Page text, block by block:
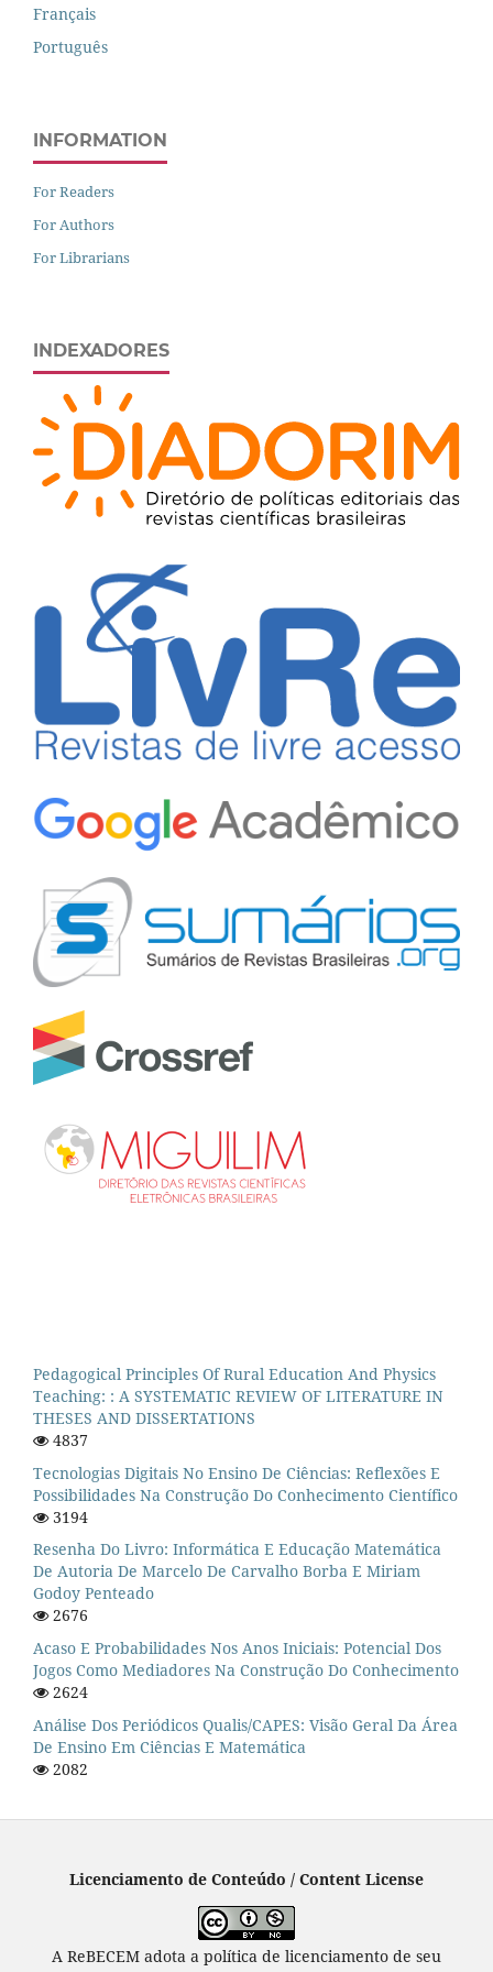
Français
Português
INFORMATION
For Readers
For Authors
For Librarians
INDEXADORES
Pedagogical Principles Of Rural Education And Physics
Teaching: : A SYSTEMATIC REVIEW OF LITERATURE IN
THESES AND DISSERTATIONS
4837
Tecnologias Digitais No Ensino De Ciências: Reflexões E
Possibilidades Na Construção Do Conhecimento Científico
3194
Resenha Do Livro: Informática E Educação Matemática
De Autoria De Marcelo De Carvalho Borba E Miriam
Godoy Penteado
2676
Acaso E Probabilidades Nos Anos Iniciais: Potencial Dos
Jogos Como Mediadores Na Construção Do Conhecimento
2624
Análise Dos Periódicos Qualis/CAPES: Visão Geral Da Área
De Ensino Em Ciências E Matemática
2082
Licenciamento de Conteúdo / Content License
A ReBECEM adota a política de licenciamento de seu